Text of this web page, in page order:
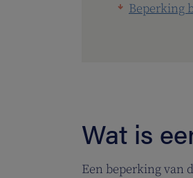
Beperking
Wat is
Een beperking van